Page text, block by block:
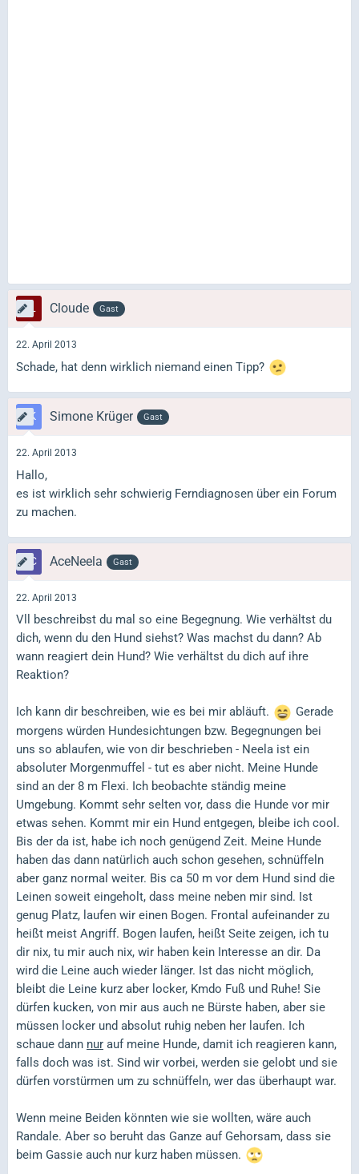
Cloude Gast
22. April 2013
Schade, hat denn wirklich niemand einen Tipp?
Simone Krüger Gast
22. April 2013
Hallo,
es ist wirklich sehr schwierig Ferndiagnosen über ein Forum
zu machen.
AceNeela Gast
22. April 2013
Vll beschreibst du mal so eine Begegnung. Wie verhältst du
dich, wenn du den Hund siehst? Was machst du dann? Ab
wann reagiert dein Hund? Wie verhältst du dich auf ihre
Reaktion?
Ich kann dir beschreiben, wie es bei mir abläuft.
Gerade
morgens würden Hundesichtungen bzw. Begegnungen bei
uns so ablaufen, wie von dir beschrieben - Neela ist ein
absoluter Morgenmuffel - tut es aber nicht. Meine Hunde
sind an der 8 m Flexi. Ich beobachte ständig meine
Umgebung. Kommt sehr selten vor, dass die Hunde vor mir
etwas sehen. Kommt mir ein Hund entgegen, bleibe ich cool.
Bis der da ist, habe ich noch genügend Zeit. Meine Hunde
haben das dann natürlich auch schon gesehen, schnüffeln
aber ganz normal weiter. Bis ca 50 m vor dem Hund sind die
Leinen soweit eingeholt, dass meine neben mir sind. Ist
genug Platz, laufen wir einen Bogen. Frontal aufeinander zu
heißt meist Angriff. Bogen laufen, heißt Seite zeigen, ich tu
dir nix, tu mir auch nix, wir haben kein Interesse an dir. Da
wird die Leine auch wieder länger. Ist das nicht möglich,
bleibt die Leine kurz aber locker, Kmdo Fuß und Ruhe! Sie
dürfen kucken, von mir aus auch ne Bürste haben, aber sie
müssen locker und absolut ruhig neben her laufen. Ich
schaue dann nur auf meine Hunde, damit ich reagieren kann,
falls doch was ist. Sind wir vorbei, werden sie gelobt und sie
dürfen vorstürmen um zu schnüffeln, wer das überhaupt war.
Wenn meine Beiden könnten wie sie wollten, wäre auch
Randale. Aber so beruht das Ganze auf Gehorsam, dass sie
beim Gassie auch nur kurz haben müssen.